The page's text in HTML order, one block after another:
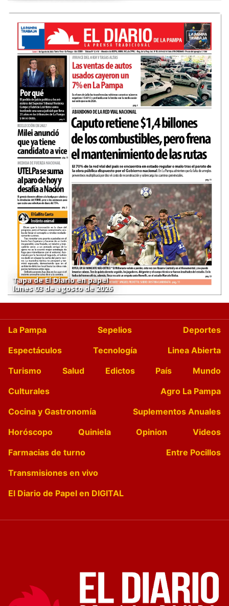
Tapa de El Diario en papel
lunes 03 de agosto de 2026
La Pampa Sepelios
Deportes
Espectáculos
Tecnología
Linea Abierta
Turismo
Salud Edictos País
Mundo
Culturales
Agro La Pampa
Cocina y Gastronomía
Suplementos Anuales
Horóscopo
Quiniela Opinion
Videos
Farmacias de turno
Entre Pocillos
Transmisiones en vivo
El Diario de Papel en DIGITAL